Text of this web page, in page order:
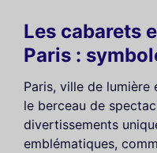
Les cabarets
Paris :
Paris, ville de
le berceau de
divertissements
emblématiques,